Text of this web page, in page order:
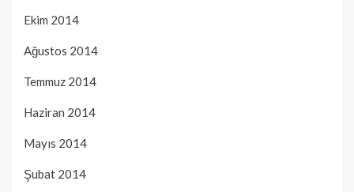
Ekim 2014
Ağustos 2014
Temmuz 2014
Haziran 2014
Mayıs 2014
Şubat 2014